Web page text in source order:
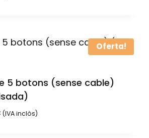
Oferta!
5 botons (sense cable)
El(IVA inclòs)